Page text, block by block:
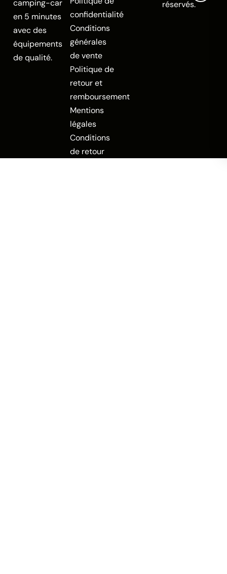
camping-car
en 5 minutes
avec des
équipements
de qualité.
confidentialité
Conditions
générales
de vente
Politique de
retour et
remboursement
Mentions
légales
Conditions
de retour
réservés.